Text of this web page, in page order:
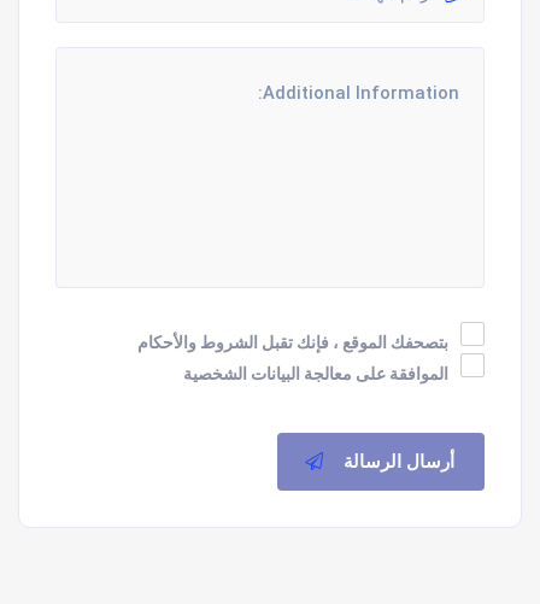
بتصحفك الموقع ، فإنك تقبل الشروط والأحكام
الموافقة على معالجة البيانات الشخصية
أرسال الرسالة